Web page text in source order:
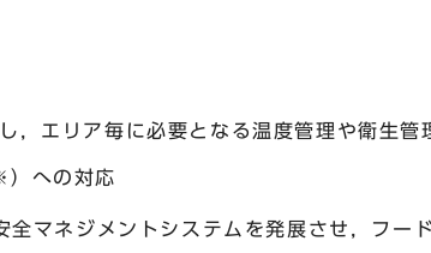
リア毎に必要となる温度管理や衛生管
）への対応
ジメントシステムを発展させ，フード